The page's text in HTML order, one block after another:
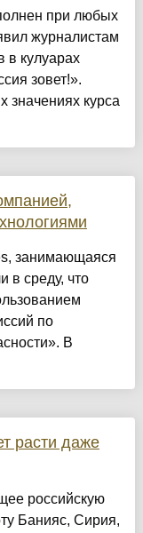
при любых
журналистам
в кулуарах
зовет!».
значениях курса
занимающаяся
в среду, что
по
В
расти даже
российскую
Банияс, Сирия,